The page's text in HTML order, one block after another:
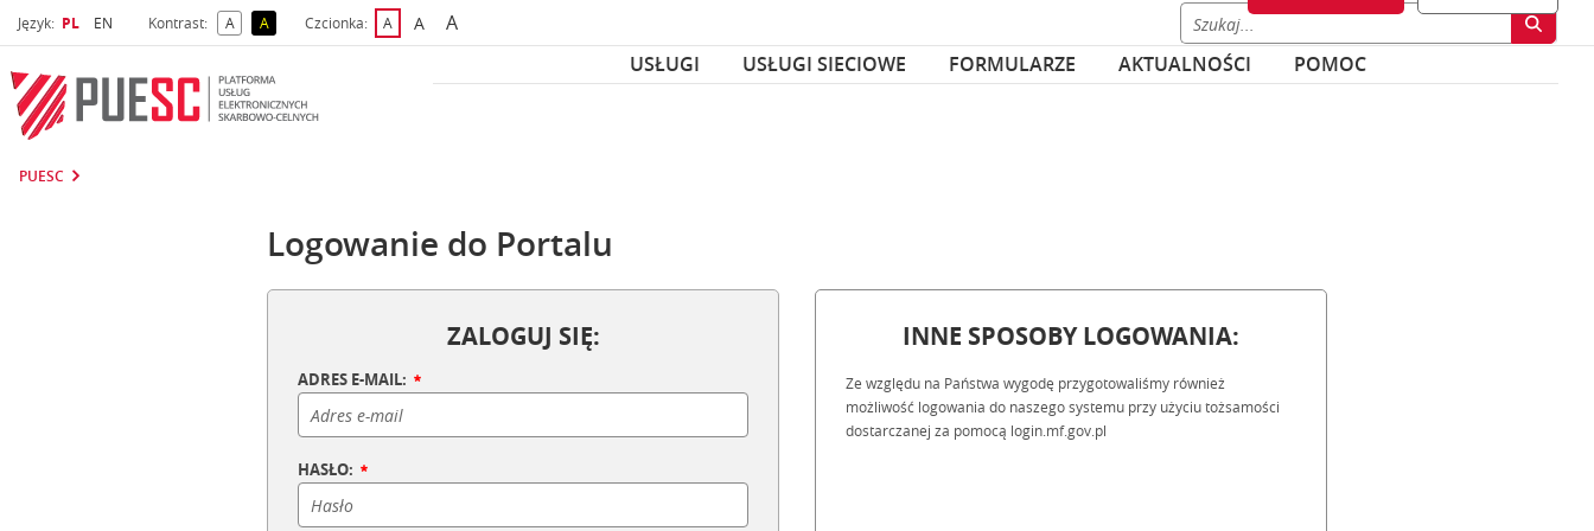
Język: Wybrany język
PL Wybierz język
EN Kontrast: Akontrast domyślny
Akontrast żółty tekst na czarnym tle
Czcionka: Adomyślna czcionka
Awiększa czcionka
Anajwiększa czcionka
USŁUGI
USŁUGI SIECIOWE FORMULARZE AKTUALNOŚCI POMOC
PUESC
Logowanie do Portalu
ZALOGUJ SIĘ:
ADRES E-MAIL:
HASŁO:
INNE SPOSOBY LOGOWANIA:
Ze względu na Państwa wygodę przygotowaliśmy również
możliwość logowania do naszego systemu przy użyciu tożsamości
dostarczanej za pomocą login.mf.gov.pl